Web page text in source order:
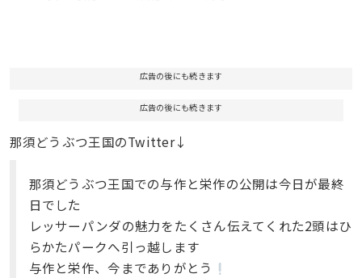
広告の後にも続きます
広告の後にも続きます
那須どうぶつ王国のTwitter↓
那須どうぶつ王国での与作と栄作の公開は今日が最終
日でした
レッサーパンダの魅力をたくさん伝えてくれた2頭はひ
らかたパークへ引っ越します
与作と栄作、今までありがとう